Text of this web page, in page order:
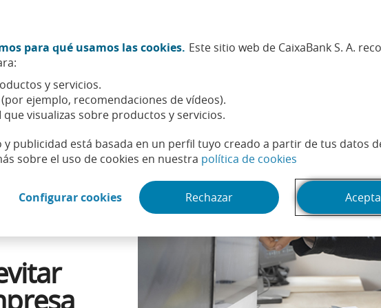
para qué usamos las cookies. Este sitio web de CaixaBank S. A.
y servicios.
(por ejemplo, recomendaciones de vídeos).
que visualizas sobre productos y servicios.
publicidad está basada en un perfil tuyo creado a partir de tus datos
sobre el uso de cookies en nuestra política de cookies
Configurar cookies(Abrir en ventana nueva)
Rechazar
nosotros
para evitar fraudes a tu empresa